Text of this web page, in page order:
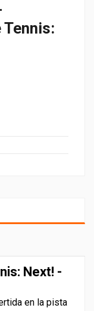
Next! -
en la pista